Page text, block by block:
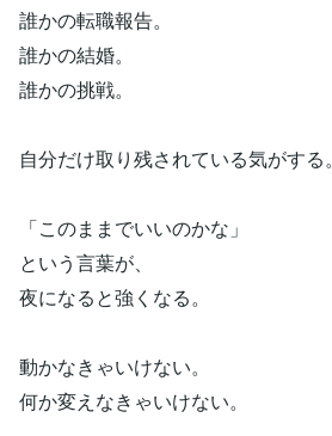
誰かの転職報告。
誰かの結婚。
誰かの挑戦。
自分だけ取り残されている気がする。
「このままでいいのかな」
という言葉が、
夜になると強くなる。
動かなきゃいけない。
何か変えなきゃいけない。